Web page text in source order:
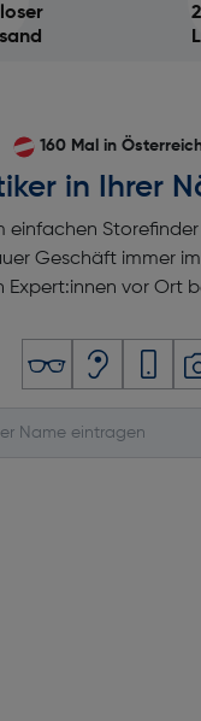
160 Mal in
in Ihrer
einfachen
Geschäft immer
Expert:innen vor Ort